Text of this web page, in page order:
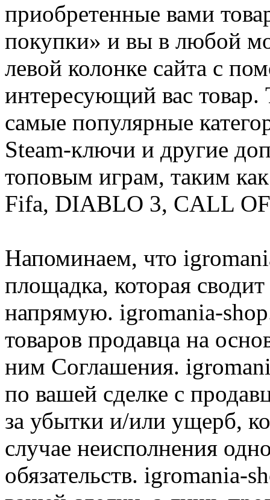
приобретенные вами
покупки» и вы в любой
левой колонке сайта с
интересующий вас
самые популярные
Steam-ключи и другие
топовым играм, таким
Fifa, DIABLO 3, CALL
Напоминаем, что
площадка, которая
напрямую. igromania-
товаров продавца на
ним Соглашения.
по вашей сделке с
за убытки и/или ущерб,
случае неисполнения
обязательств. igromania-